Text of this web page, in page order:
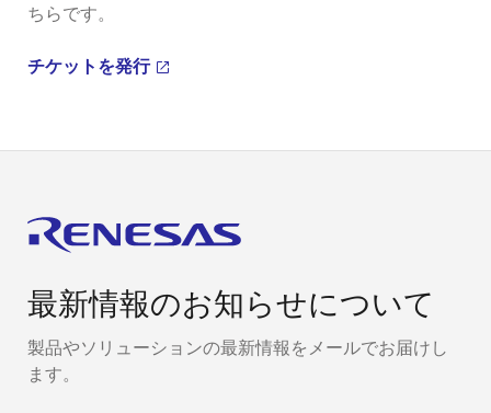
ちらです。
チケットを発行
最新情報のお知らせについて
製品やソリューションの最新情報をメールでお届けし
ます。